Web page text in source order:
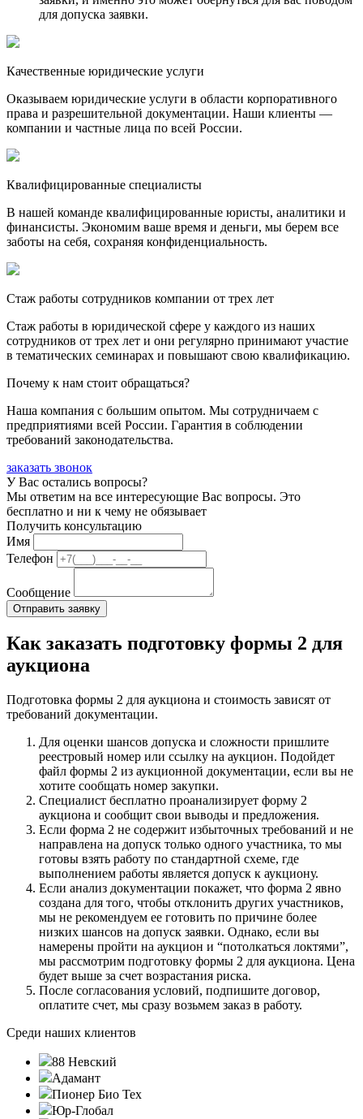
для допуска заявки.
Качественные юридические услуги
Оказываем юридические услуги в области корпоративного
права и разрешительной документации. Наши клиенты —
компании и частные лица по всей России.
Квалифицированные специалисты
В нашей команде квалифицированные юристы, аналитики и
финансисты. Экономим ваше время и деньги, мы берем все
заботы на себя, сохраняя конфиденциальность.
Стаж работы сотрудников компании от трех лет
Стаж работы в юридической сфере у каждого из наших
сотрудников от трех лет и они регулярно принимают участие
в тематических семинарах и повышают свою квалификацию.
Почему к нам стоит обращаться?
Наша компания с большим опытом. Мы сотрудничаем с
предприятиями всей России. Гарантия в соблюдении
требований законодательства.
заказать звонок
У Вас остались вопросы?
Мы ответим на все интересующие Вас вопросы. Это
бесплатно и ни к чему не обязывает
Получить консультацию
Имя
Телефон
Сообщение
Как заказать подготовку формы 2 для
аукциона
Подготовка формы 2 для аукциона и стоимость зависят от
требований документации.
Для оценки шансов допуска и сложности пришлите
реестровый номер или ссылку на аукцион. Подойдет
файл формы 2 из аукционной документации, если вы не
хотите сообщать номер закупки.
Специалист бесплатно проанализирует форму 2
аукциона и сообщит свои выводы и предложения.
Если форма 2 не содержит избыточных требований и не
направлена на допуск только одного участника, то мы
готовы взять работу по стандартной схеме, где
выполнением работы является допуск к аукциону.
Если анализ документации покажет, что форма 2 явно
создана для того, чтобы отклонить других участников,
мы не рекомендуем ее готовить по причине более
низких шансов на допуск заявки. Однако, если вы
намерены пройти на аукцион и “потолкаться локтями”,
мы рассмотрим подготовку формы 2 для аукциона. Цена
будет выше за счет возрастания риска.
После согласования условий, подпишите договор,
оплатите счет, мы сразу возьмем заказ в работу.
Среди наших клиентов
88 Невский
Адамант
Пионер Био Тех
Юр-Глобал